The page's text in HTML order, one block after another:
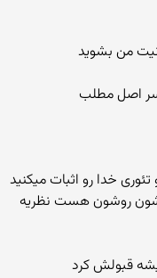
من بشوید
سر اصل مطلب
خدا رو اثبات میکنید
روشون هست نظریه
قبولش کرد